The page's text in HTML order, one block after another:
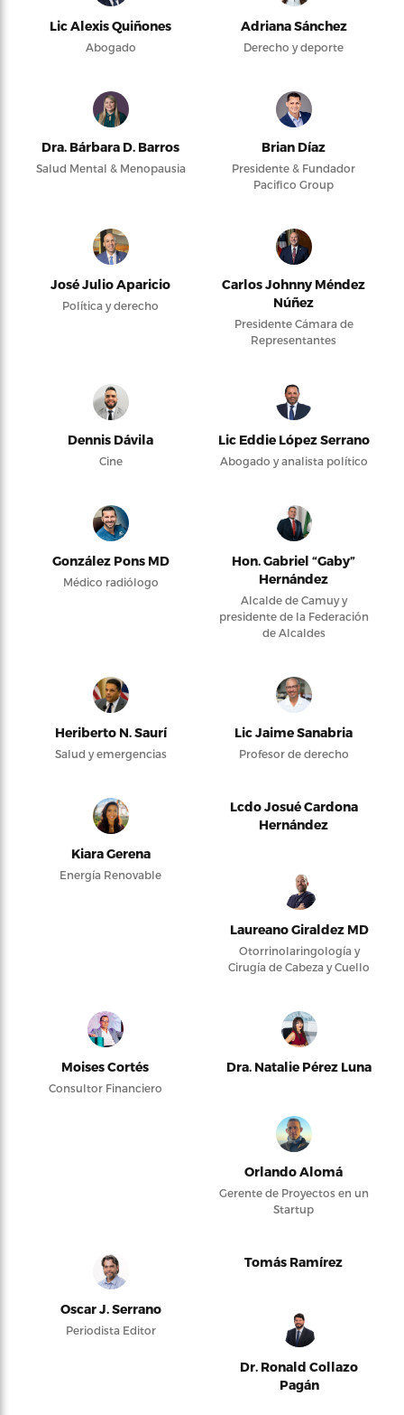
Lic Alexis Quiñones
Abogado
Adriana Sánchez
Derecho y deporte
Dra. Bárbara D. Barros
Salud Mental & Menopausia
Brian Díaz
Presidente & Fundador
Pacifico Group
José Julio Aparicio
Política y derecho
Carlos Johnny Méndez
Núñez
Presidente Cámara de
Representantes
Dennis Dávila
Cine
Lic Eddie López Serrano
Abogado y analista político
González Pons MD
Médico radiólogo
Hon. Gabriel “Gaby”
Hernández
Alcalde de Camuy y
presidente de la Federación
de Alcaldes
Heriberto N. Saurí
Salud y emergencias
Lic Jaime Sanabria
Profesor de derecho
Kiara Gerena
Energía Renovable
Lcdo Josué Cardona
Hernández
Laureano Giraldez MD
Otorrinolaringología y
Cirugía de Cabeza y Cuello
Moises Cortés
Consultor Financiero
Dra. Natalie Pérez Luna
Orlando Alomá
Gerente de Proyectos en un
Startup
Oscar J. Serrano
Periodista Editor
Tomás Ramírez
Dr. Ronald Collazo
Pagán